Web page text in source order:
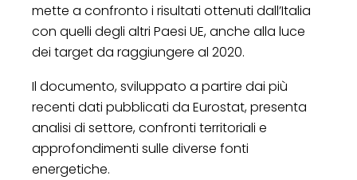
mette a confronto i risultati ottenuti dall’Italia
con quelli degli altri Paesi UE, anche alla luce
dei target da raggiungere al 2020.
Il documento, sviluppato a partire dai più
recenti dati pubblicati da Eurostat, presenta
analisi di settore, confronti territoriali e
approfondimenti sulle diverse fonti
energetiche.